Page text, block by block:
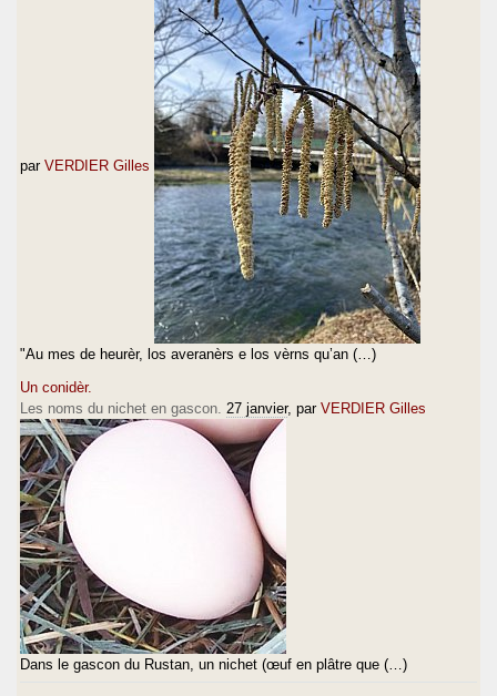
par VERDIER Gilles
"Au mes de heurèr, los averanèrs e los vèrns qu’an (…)
Un conidèr.
Les noms du nichet en gascon. 27 janvier, par VERDIER Gilles
Dans le gascon du Rustan, un nichet (œuf en plâtre que (…)